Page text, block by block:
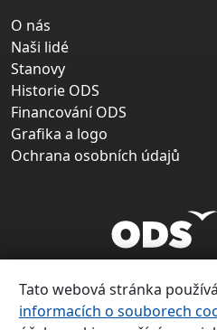
O nás
Naši lidé
Stanovy
Historie ODS
Financování ODS
Grafika a logo
Ochrana osobních údajů
Tato webová stránka
informacích o souborech